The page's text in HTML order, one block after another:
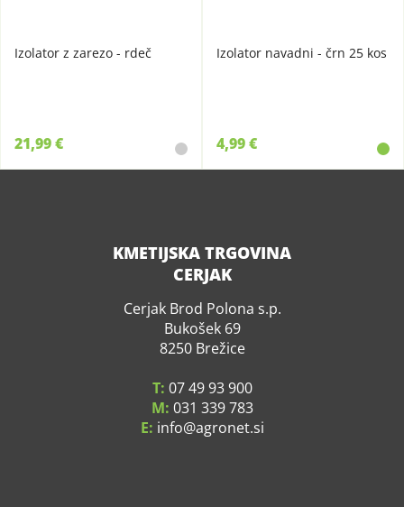
Izolator z zarezo - rdeč
21,99 €
Izolator navadni - črn 25 kos
4,99 €
KMETIJSKA TRGOVINA
CERJAK
Cerjak Brod Polona s.p.
Bukošek 69
8250 Brežice
T: 07 49 93 900
M: 031 339 783
E: info agronet.si